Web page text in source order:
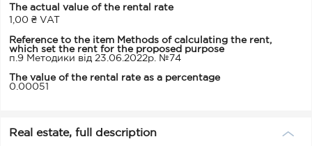
The actual value of the rental rate
1,00 ₴ VAT
Reference to the item Methods of calculating the rent,
which set the rent for the proposed purpose
п.9 Методики від 23.06.2022р. №74
The value of the rental rate as a percentage
0.00051
Real estate, full description